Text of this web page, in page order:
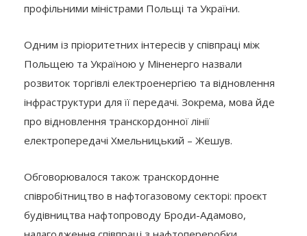
профільними міністрами Польщі та України.
Одним із пріоритетних інтересів у співпраці між
Польщею та Україною у Міненерго назвали
розвиток торгівлі електроенергією та відновлення
інфраструктури для її передачі. Зокрема, мова йде
про відновлення транскордонної лінії
електропередачі Хмельницький – Жешув.
Обговорювалося також транскордонне
співробітництво в нафтогазовому секторі: проєкт
будівництва нафтопроводу Броди-Адамово,